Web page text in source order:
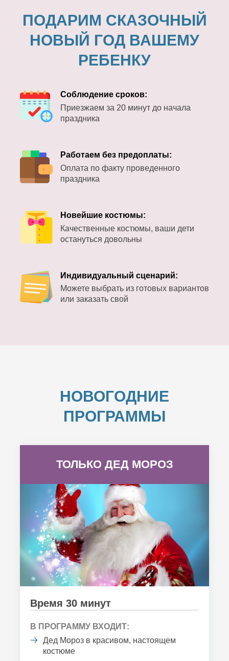
ПОДАРИМ СКАЗОЧНЫЙ
НОВЫЙ ГОД ВАШЕМУ
РЕБЕНКУ
Соблюдение сроков:
Приезжаем за 20 минут до начала
праздника
Работаем без предоплаты:
Оплата по факту проведенного
праздника
Новейшие костюмы:
Качественные костюмы, ваши дети
остануться довольны
Индивидуальный сценарий:
Можете выбрать из готовых вариантов
или заказать свой
НОВОГОДНИЕ
ПРОГРАММЫ
ТОЛЬКО ДЕД МОРОЗ
Время 30 минут
В ПРОГРАММУ ВХОДИТ:
Дед Мороз в красивом, настоящем
костюме